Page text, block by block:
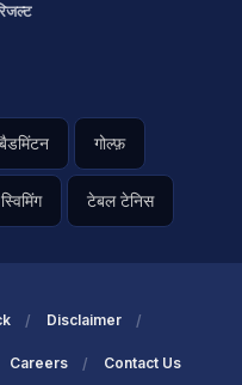
बैडमिंटन गोल्फ़
स्विमिंग टेबल टेनिस
Disclaimer
Careers Contact Us